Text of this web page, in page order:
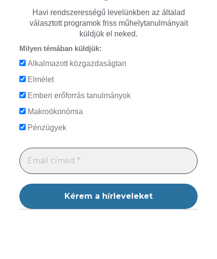
Havi rendszerességű levelünkben az általad
választott programok friss műhelytanulmányait
küldjük el neked.
Milyen témában küldjük:
Alkalmazott közgazdaságtan
Elmélet
Emberi erőforrás tanulmányok
Makroökonómia
Pénzügyek